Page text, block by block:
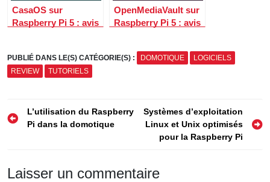
CasaOS sur
Raspberry Pi 5 : avis
OpenMediaVault sur
Raspberry Pi 5 : avis
PUBLIÉ DANS LE(S) CATÉGORIE(S) : DOMOTIQUE
LOGICIELS
REVIEW
TUTORIELS
Navigation
L’utilisation du Raspberry
Pi dans la domotique
Systèmes d’exploitation
Linux et Unix optimisés
pour la Raspberry Pi
Laisser un commentaire